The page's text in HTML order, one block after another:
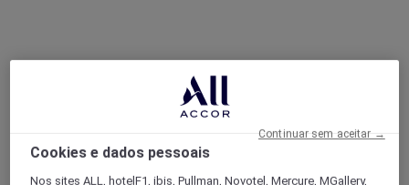
Cookies e dados pessoais
Nos sites ALL, hotelF1, ibis, Pullman, Novotel, Mercure, MGallery,
Continuar sem aceitar →